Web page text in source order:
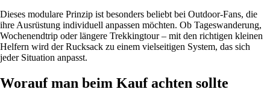
Dieses modulare Prinzip ist besonders beliebt bei Outdoor-Fans, die
ihre Ausrüstung individuell anpassen möchten. Ob Tageswanderung,
Wochenendtrip oder längere Trekkingtour – mit den richtigen kleinen
Helfern wird der Rucksack zu einem vielseitigen System, das sich
jeder Situation anpasst.
Worauf man beim Kauf achten sollte